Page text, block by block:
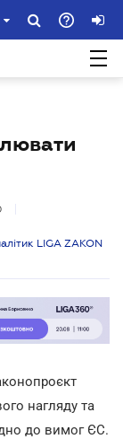
LIGA ZAKON
нагляду та
до вимог ЄС.